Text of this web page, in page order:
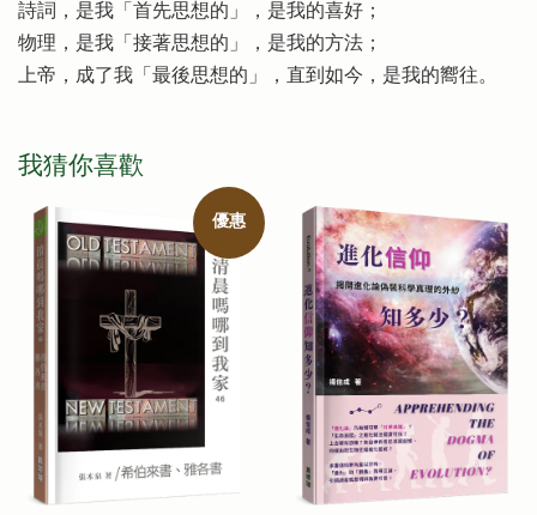
詩詞，是我「首先思想的」，是我的喜好；
物理，是我「接著思想的」，是我的方法；
上帝，成了我「最後思想的」，直到如今，是我的嚮往。
我猜你喜歡
優惠